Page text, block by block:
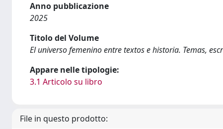
Anno pubblicazione
2025
Titolo del Volume
El universo femenino entre textos e historia. Temas,
Appare nelle tipologie:
3.1 Articolo su libro
File in questo prodotto: